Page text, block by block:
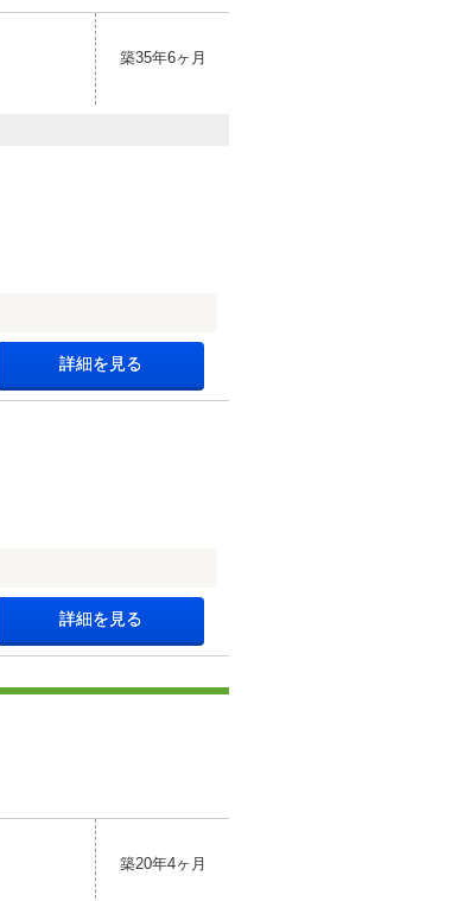
築35年6ヶ月
詳細を見る
詳細を見る
築20年4ヶ月